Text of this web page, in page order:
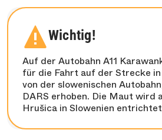
Wichtig!
Auf der Autobahn A11
für die Fahrt auf der Strecke
von der slowenischen
DARS erhoben. Die Maut wird
Hrušica in Slowenien